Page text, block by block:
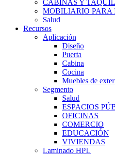
CABINAS Y
MOBILIARIO PARA
Salud
Recursos
Aplicación
Diseño
Puerta
Cabina
Cocina
Muebles de
Segmento
Salud
ESPACIOS
OFICINAS
COMERCIO
EDUCACIÓN
VIVIENDAS
Laminado HPL